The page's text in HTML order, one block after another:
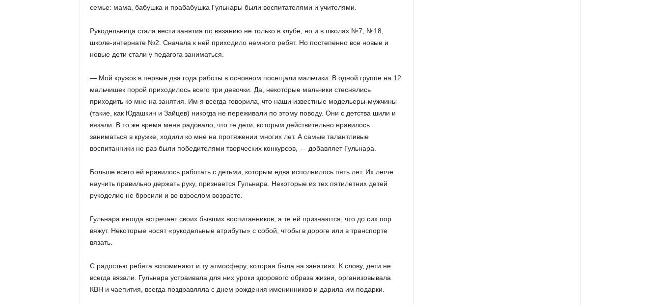
семье: мама, бабушка и прабабушка Гульнары были воспитателями и учителями.
Рукодельница стала вести занятия по вязанию не только в клубе, но и в школах №7, №18,
школе-интернате №2. Сначала к ней приходило немного ребят. Но постепенно все новые и
новые дети стали у педагога заниматься.
— Мой кружок в первые два года работы в основном посещали мальчики. В одной группе на 12
мальчишек порой приходилось всего три девочки. Да, некоторые мальчики стеснялись
приходить ко мне на занятия. Им я всегда говорила, что наши известные модельеры-мужчины
(такие, как Юдашкин и Зайцев) никогда не переживали по этому поводу. Они с детства шили и
вязали. В то же время меня радовало, что те дети, которым действительно нравилось
заниматься в кружке, ходили ко мне на протяжении многих лет. А самые талантливые
воспитанники не раз были победителями творческих конкурсов, — добавляет Гульнара.
Больше всего ей нравилось работать с детьми, которым едва исполнилось пять лет. Их легче
научить правильно держать руку, признается Гульнара. Некоторые из тех пятилетних детей
рукоделие не бросили и во взрослом возрасте.
Гульнара иногда встречает своих бывших воспитанников, а те ей признаются, что до сих пор
вяжут. Некоторые носят «рукодельные атрибуты» с собой, чтобы в дороге или в транспорте
вязать.
С радостью ребята вспоминают и ту атмосферу, которая была на занятиях. К слову, дети не
всегда вязали. Гульнара устраивала для них уроки здорового образа жизни, организовывала
КВН и чаепития, всегда поздравляла с днем рождения именинников и дарила им подарки.